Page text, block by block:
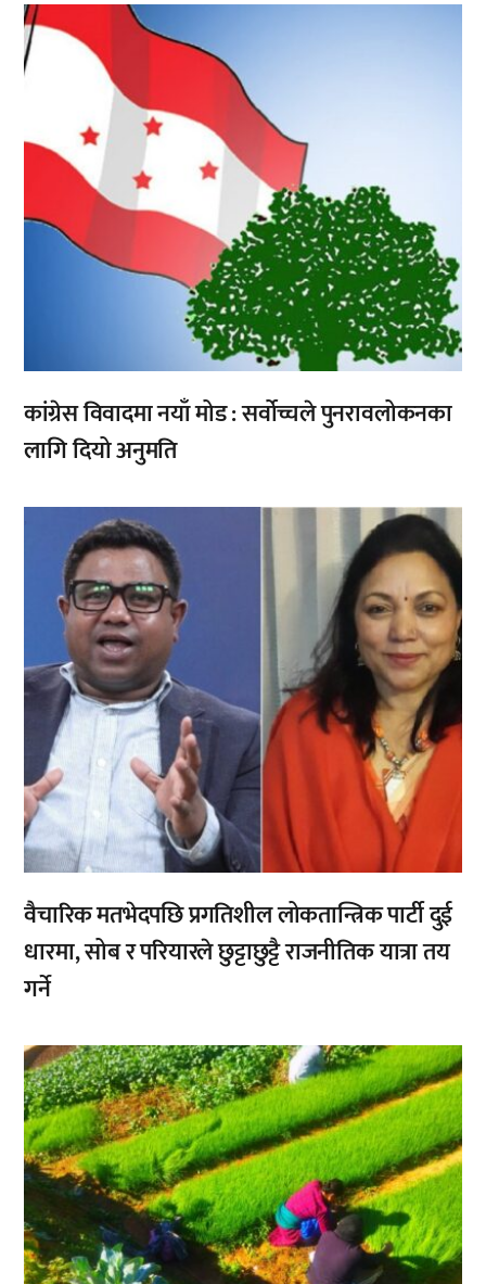
,
कांग्रेस विवादमा नयाँ मोड : सर्वोच्चले पुनरावलोकनका
लागि दियो अनुमति
वैचारिक मतभेदपछि प्रगतिशील लोकतान्त्रिक पार्टी दुई
धारमा, सोब र परियारले छुट्टाछुट्टै राजनीतिक यात्रा तय
गर्ने
,